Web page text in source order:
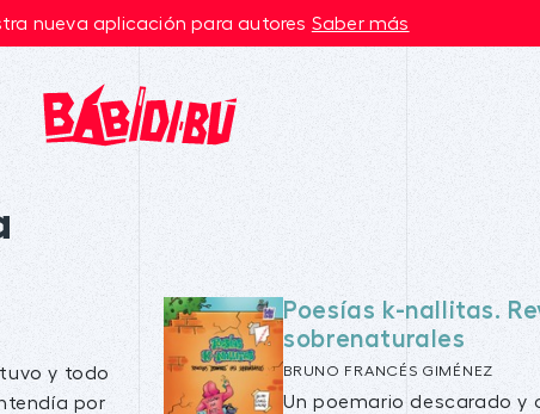
nueva aplicación para autores Saber más
y todo
por
Poesías k-nallitas.
sobrenaturales
BRUNO FRANCÉS GIMÉNEZ
Un poemario descarado y